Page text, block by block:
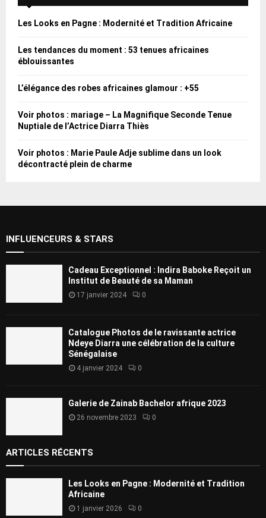
Les Looks en Pagne : Modernité et Tradition Africaine
Les tendances du moment : 53 tenues africaines
éblouissantes
L’élégance des robes africaines glamour : +55
Voir photos : mariage – La Magnifique Seconde Tenue
Nuptiale de l’Actrice Diarra Thiès
Voir photos : Marie Paule Adje sublime dans un look
décontracté plein de charme
INFLUENCEURS & STARS
Cadeau Exceptionnel : Indira Baboke Reçoit un
Institut de Beauté de sa Maman
17 janvier 2024 0
Catalogue Photos de le ravissante actrice
Ndeye Diarra une célébration de la culture
Sénégalaise
4 janvier 2024 0
Galerie de Zainab Bachelor afrique 2023
26 novembre 2023 0
ARTICLES RÉCENTS
Les Looks en Pagne : Modernité et Tradition
Africaine
1 janvier 2026 0